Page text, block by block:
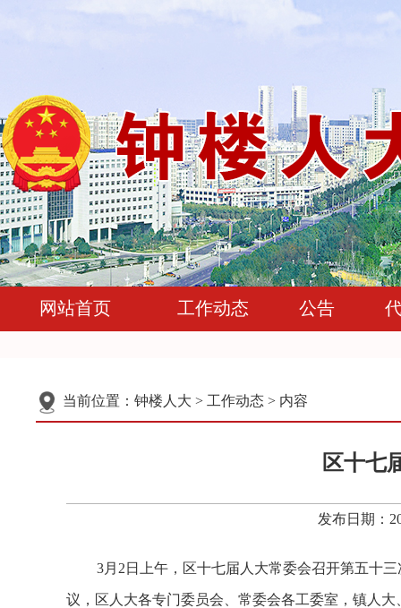
网站首页 工作动态 公告
当前位置： 钟楼人大 > 工作动态 > 内容
区十七
发布日期：
3月2日上午，区十七届人大常委会召开第五十
议，区人大各专门委员会、常委会各工委室，镇人